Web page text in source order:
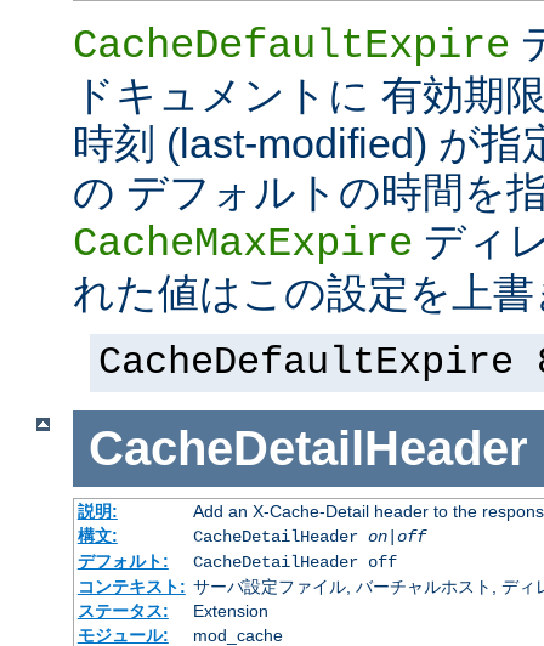
CacheDefaultExpire
ドキュメントに 有効期
時刻 (last-modified) が
の デフォルトの時間を
CacheMaxExpire ディ
れた値はこの設定を上書
CacheDefaultExpire
CacheDetailHeader
説明:
Add an X-Cache-Detail header to the
構文:
CacheDetailHeader on|off
デフォルト:
CacheDetailHeader off
コンテキスト: サーバ設定ファイル, バーチャルホスト, ディ
ステータス:
Extension
モジュール:
mod_cache